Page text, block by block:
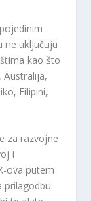
ne uključuju
kao što
Australija,
Filipini,
za razvojne
i
ova putem
prilagodbu